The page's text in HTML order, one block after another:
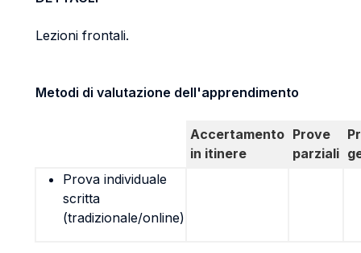
Lezioni frontali.
Metodi di valutazione dell'apprendimento
Accertamento
in itinere
Prove
parziali
Prova individuale
scritta
(tradizionale/online)